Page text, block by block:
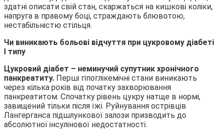
здатні описати свій стан, скаржаться на кишкові коліки,
напруга в правому боці, страждають блювотою,
нестабільністю стільця.
Чи виникають больові відчуття при цукровому діабеті
I типу
Цукровий діабет – неминучий супутник хронічного
панкреатиту. Перші гіпоглікемічні стани виникають
через кілька років від початку захворювання
панкреатитом. Спочатку рівень цукру натще в нормі,
завищений тільки після їжі. Руйнування острівців
Лангерганса підшлункової залози призводить до
абсолютної інсулінової недостатності.